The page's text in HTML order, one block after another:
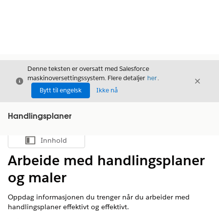
Avslutt
Denne teksten er oversatt med Salesforce
maskinoversettingssystem. Flere detaljer her.
Bytt til engelsk
Ikke nå
Avslutt
Handlingsplaner
Vis innholdsfortegnelse
Innhold
Arbeide med handlingsplaner
og maler
Oppdag informasjonen du trenger når du arbeider med
handlingsplaner effektivt og effektivt.